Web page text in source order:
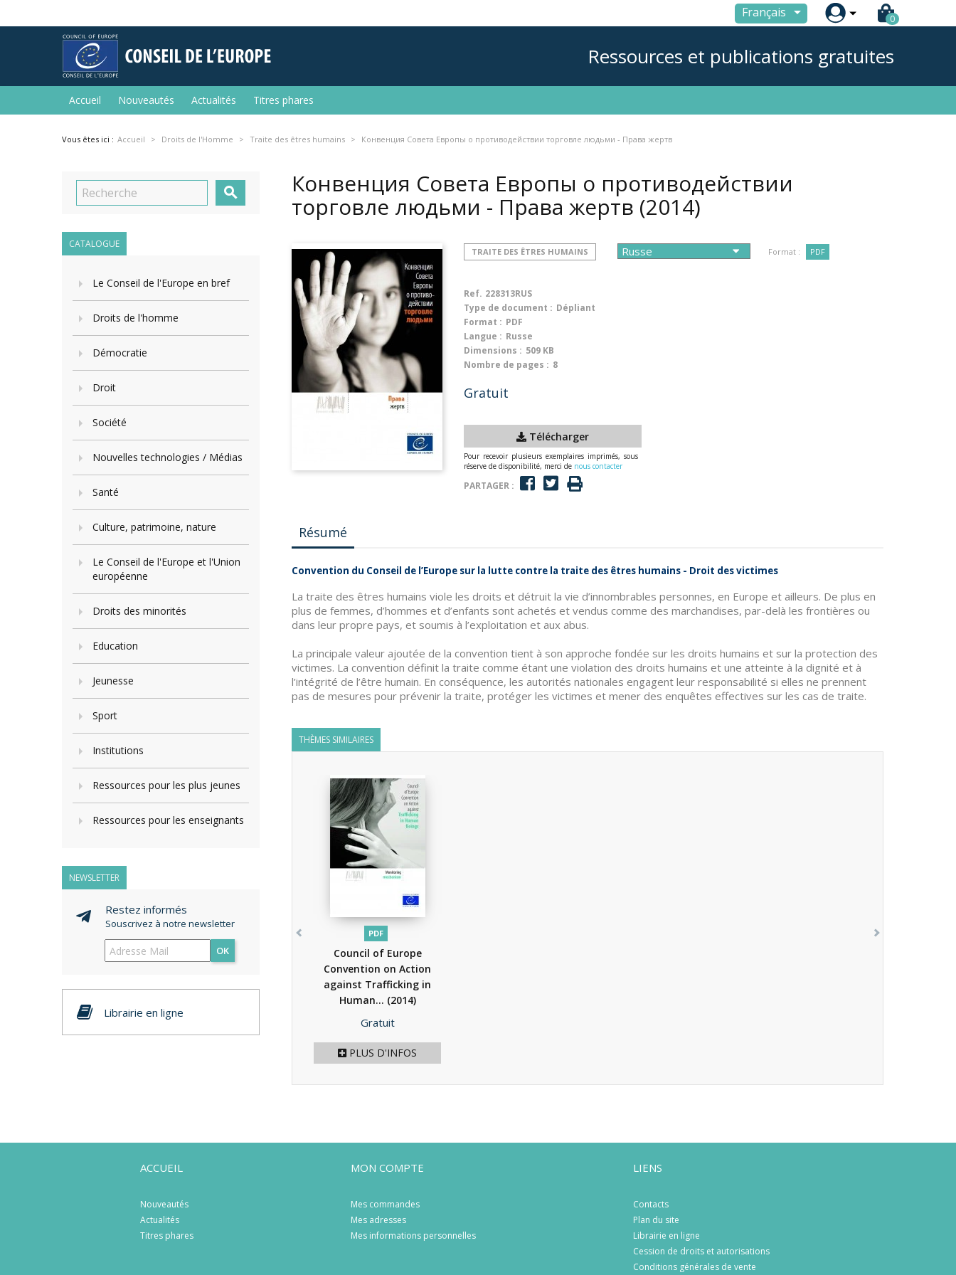
Français  0
Ressources et publications gratuites
Accueil Nouveautés Actualités Titres phares
Vous êtes ici : Accueil Droits de l'Homme Traite des êtres humains Конвенция Совета Европы о противодействии торговле людьми - Права жертв

CATALOGUE
Le Conseil de l'Europe en bref
Droits de l'homme
Démocratie
Droit
Société
Nouvelles technologies / Médias
Santé
Culture, patrimoine, nature
Le Conseil de l'Europe et l'Union
européenne
Droits des minorités
Education
Jeunesse
Sport
Institutions
Ressources pour les plus jeunes
Ressources pour les enseignants
NEWSLETTER
Restez informés
Souscrivez à notre newsletter
OK
Librairie en ligne
Конвенция Совета Европы о противодействии
торговле людьми - Права жертв (2014)
TRAITE DES ÊTRES HUMAINS Format : PDF
Ref. 228313RUS
Type de document : Dépliant
Format : PDF
Langue : Russe
Dimensions : 509 KB
Nombre de pages : 8
Gratuit
Télécharger
Pour recevoir plusieurs exemplaires imprimés, sous
réserve de disponibilité, merci de nous contacter
PARTAGER :
Résumé
Convention du Conseil de l’Europe sur la lutte contre la traite des êtres humains - Droit des victimes
La traite des êtres humains viole les droits et détruit la vie d’innombrables personnes, en Europe et ailleurs. De plus en
plus de femmes, d’hommes et d’enfants sont achetés et vendus comme des marchandises, par-delà les frontières ou
dans leur propre pays, et soumis à l’exploitation et aux abus.
La principale valeur ajoutée de la convention tient à son approche fondée sur les droits humains et sur la protection des
victimes. La convention définit la traite comme étant une violation des droits humains et une atteinte à la dignité et à
l’intégrité de l’être humain. En conséquence, les autorités nationales engagent leur responsabilité si elles ne prennent
pas de mesures pour prévenir la traite, protéger les victimes et mener des enquêtes effectives sur les cas de traite.
THÈMES SIMILAIRES
PDF
Council of Europe
Convention on Action
against Trafficking in
Human... (2014)
Prix
Gratuit
PLUS D'INFOS
ACCUEIL
Nouveautés
Actualités
Titres phares
MON COMPTE
Mes commandes
Mes adresses
Mes informations personnelles
LIENS
Contacts
Plan du site
Librairie en ligne
Cession de droits et autorisations
Conditions générales de vente